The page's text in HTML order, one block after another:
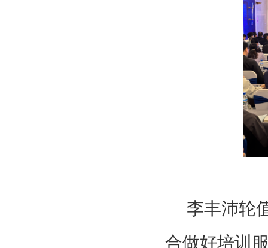
李丰沛轮
合做好培训